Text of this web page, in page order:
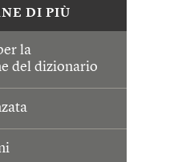
DI PIÙ
la
del dizionario